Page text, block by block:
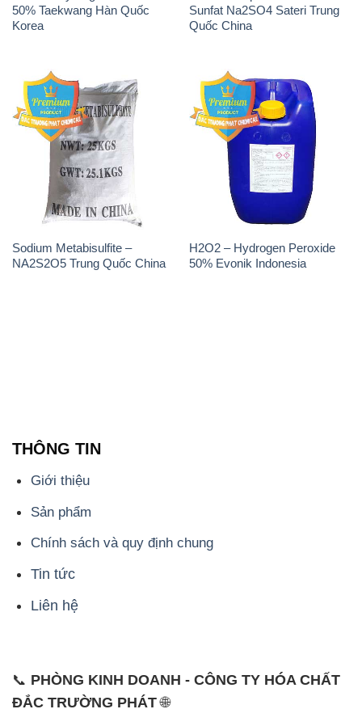
Sodium Metabisulfite –
NA2S2O5 Trung Quốc China
H2O2 – Hydrogen Peroxide
50% Evonik Indonesia
Chính sách và quy định chung
Tin tức
Liên hệ
📞
PHÒNG KINH DOANH - CÔNG TY HÓA CHẤT
ĐẮC TRƯỜNG PHÁT
- 028.3756.1835 - 028.3756.1840 - 028.3756.1841-